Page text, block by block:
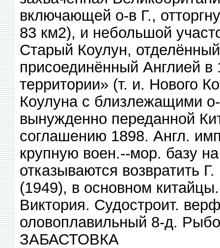
включающей о-в Г.,
83 км2), и небольшой
Старый Коулун,
присоединённый Англией
территории» (т. и. Нового
Коулуна с близлежащими
вынужденно переданной
соглашению 1898. Англ.
крупную воен.--мор. базу
отказываются возвратить
(1949), в основном
Виктория. Судостроит.
оловоплавильный 8-д.
ЗАБАСТОВКА